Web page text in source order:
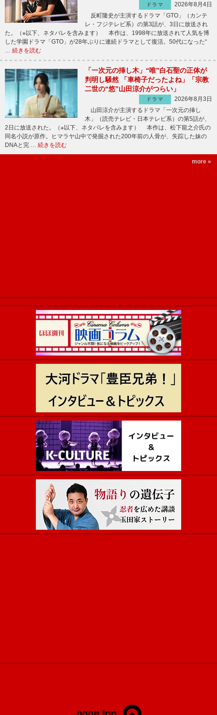
ドラマ
2026年8月4日
反町隆史が主演するドラマ「GTO」（カンテ
レ・フジテレビ系）の第3話が、3日に放送され
た。（※以下、ネタバレを含みます） 本作は、1998年に放送されて人気を博
した学園ドラマ「GTO」が28年ぶりに連続ドラマとして復活。50代になった“
続きを読む
「一次元の挿し木」“唯”白石聖の正体が
判明し騒然 「車椅子だったよね」「宗教
二世の“悠”山田涼介がつらい」
ドラマ
2026年8月3日
山田涼介が主演するドラマ「一次元の挿し
木」（読売テレビ・日本テレビ系）の第5話が、
2日に放送された。（※以下、ネタバレを含みます） 本作は、松下龍之介氏の
同名小説が原作。ヒマラヤ山中で発掘された200年前の人骨が、失踪した妹の
DNAと完 … 続きを読む
more »